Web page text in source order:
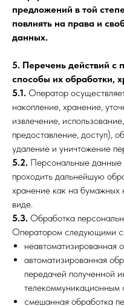
предложений в той
повлиять на права и
данных.
5. Перечень действий
способы их обработки,
5.1. Оператор
накопление, хранение,
извлечение,
предоставление, доступ),
удаление и уничтожение
5.2. Персональные данные
проходить дальнейшую
хранение как на бумажных
виде.
5.3. Обработка
Оператором следующими
неавтоматизированная
автоматизированная
передачей полученной
телекоммуникационным
смешанная обработка